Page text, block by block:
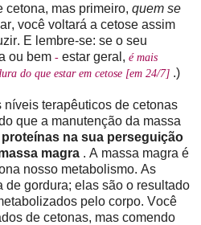
cetona, mas primeiro, quem se
você voltará a cetose assim
E lembre-se: se o seu
ou bem - estar geral, é mais
do que estar em cetose [em 24/7] .)
terapêuticos de cetonas
que a manutenção da massa
proteínas na sua perseguição
magra . A massa magra é
nosso metabolismo. As
de gordura; elas são o resultado
pelo corpo. Você
de cetonas, mas comendo